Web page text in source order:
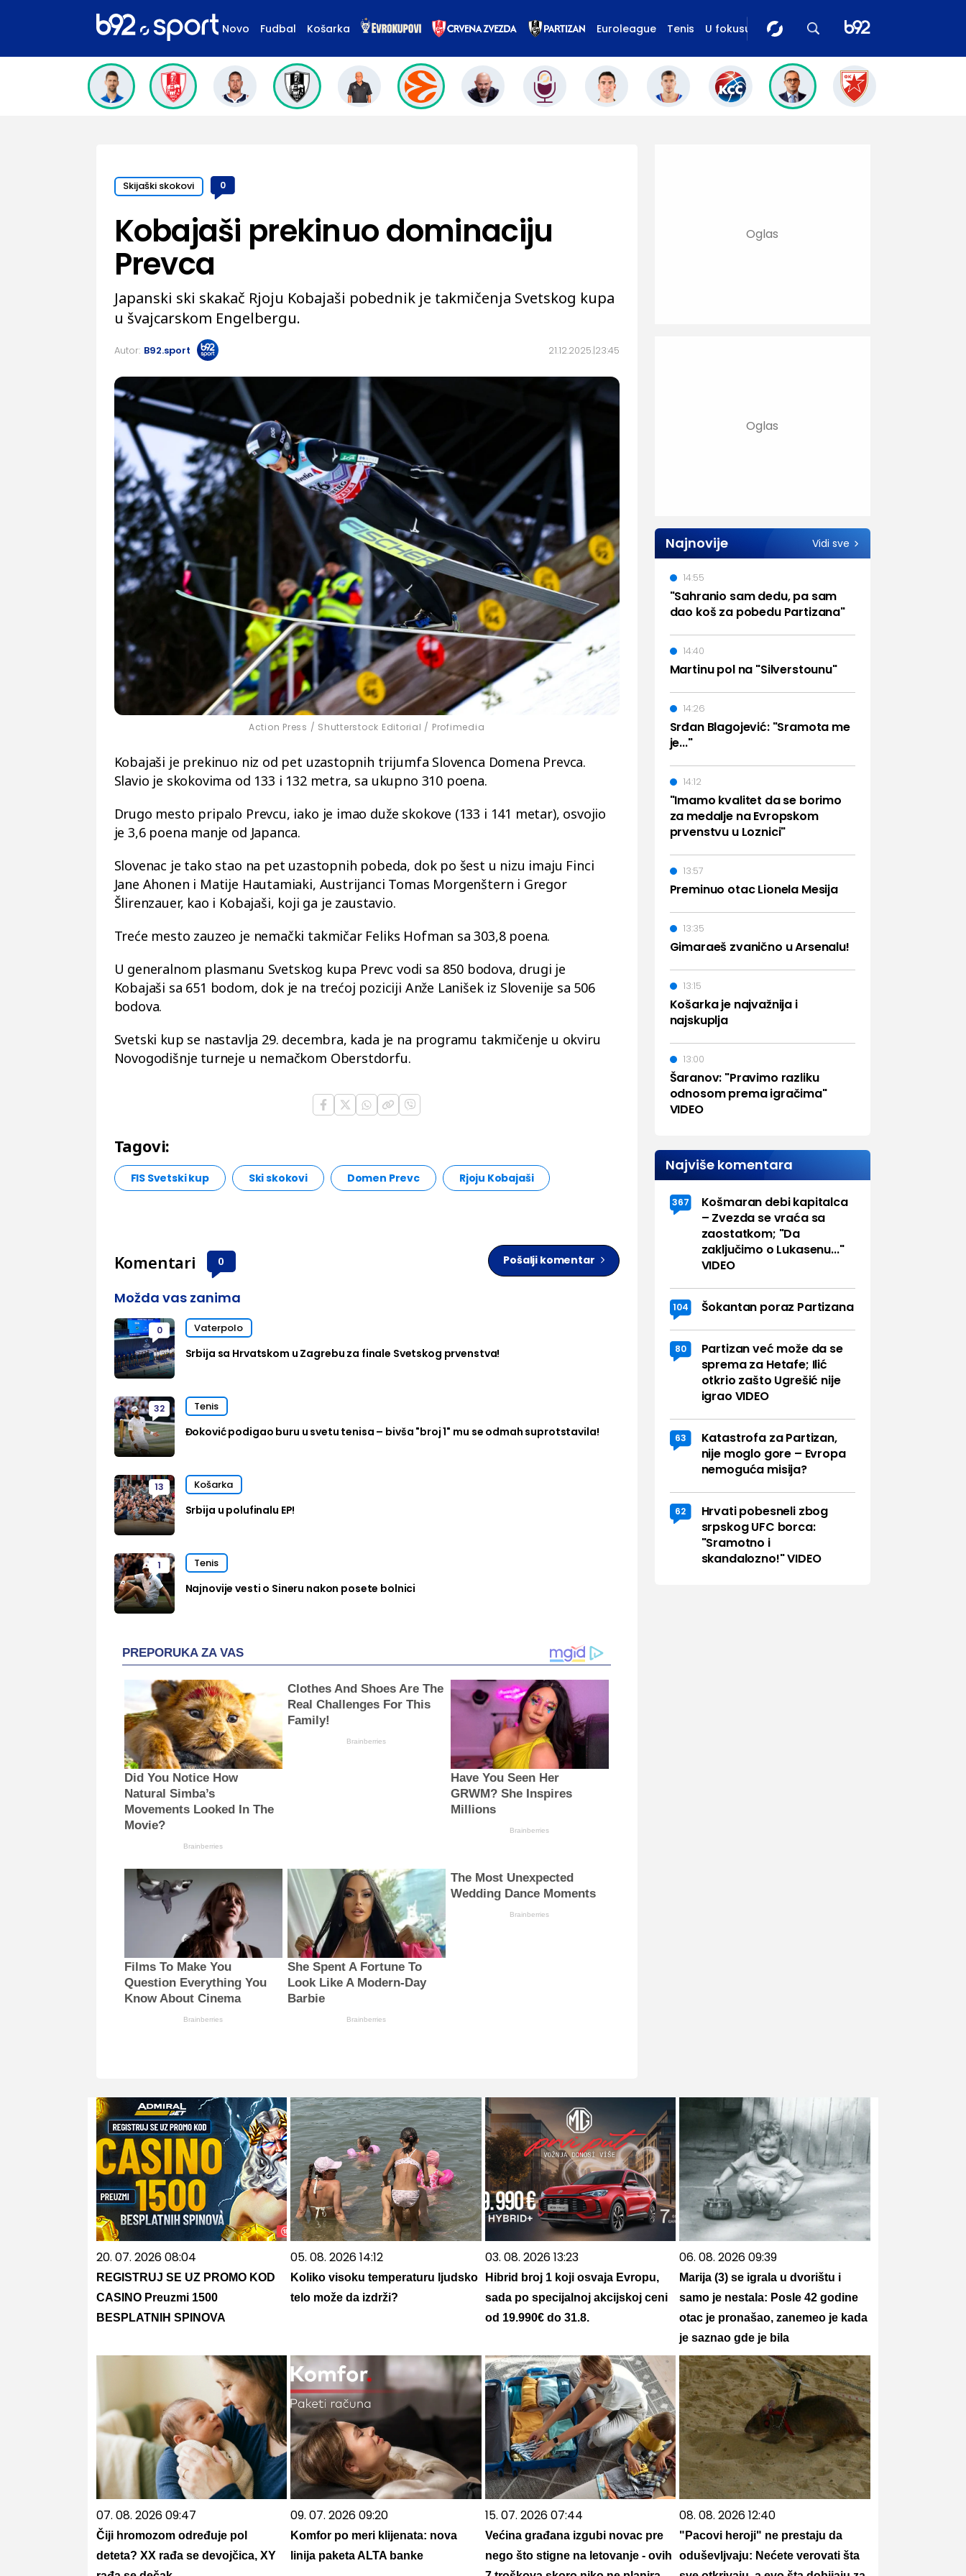
Novo Fudbal Košarka Euroleague Tenis U fokusu
Skijaški skokovi 0
21.12.2025. 23:45
Kobajaši prekinuo dominaciju
Prevca
Japanski ski skakač Rjoju Kobajaši pobednik je takmičenja Svetskog kupa
u švajcarskom Engelbergu.
Autor: B92.sport
Action Press / Shutterstock Editorial / Profimedia
Kobajaši je prekinuo niz od pet uzastopnih trijumfa Slovenca Domena Prevca.
Slavio je skokovima od 133 i 132 metra, sa ukupno 310 poena.
Drugo mesto pripalo Prevcu, iako je imao duže skokove (133 i 141 metar), osvojio
je 3,6 poena manje od Japanca.
Slovenac je tako stao na pet uzastopnih pobeda, dok po šest u nizu imaju Finci
Jane Ahonen i Matije Hautamiaki, Austrijanci Tomas Morgenštern i Gregor
Šlirenzauer, kao i Kobajaši, koji ga je zaustavio.
Treće mesto zauzeo je nemački takmičar Feliks Hofman sa 303,8 poena.
U generalnom plasmanu Svetskog kupa Prevc vodi sa 850 bodova, drugi je
Kobajaši sa 651 bodom, dok je na trećoj poziciji Anže Lanišek iz Slovenije sa 506
bodova.
Svetski kup se nastavlja 29. decembra, kada je na programu takmičenje u okviru
Novogodišnje turneje u nemačkom Oberstdorfu.
Tagovi:
FIS Svetski kup Ski skokovi Domen Prevc Rjoju Kobajaši
Komentari 0 Pošalji komentar
Možda vas zanima
0 Vaterpolo
Srbija sa Hrvatskom u Zagrebu za finale Svetskog prvenstva!
32 Tenis
Đoković podigao buru u svetu tenisa – bivša "broj 1" mu se odmah suprotstavila!
13 Košarka
Srbija u polufinalu EP!
1 Tenis
Najnovije vesti o Sineru nakon posete bolnici
PREPORUKA ZA VAS
Did You Notice How
Natural Simba’s
Movements Looked In The
Movie?
Brainberries
Clothes And Shoes Are The
Real Challenges For This
Family!
Brainberries
Have You Seen Her
GRWM? She Inspires
Millions
Brainberries
Films To Make You
Question Everything You
Know About Cinema
Brainberries
She Spent A Fortune To
Look Like A Modern-Day
Barbie
Brainberries
The Most Unexpected
Wedding Dance Moments
Brainberries
Najnovije Vidi sve
"Sahranio sam dedu, pa sam
dao koš za pobedu Partizana"
14:55
Martinu pol na "Silverstounu"
14:40
Srđan Blagojević: "Sramota me
je..."
14:26
"Imamo kvalitet da se borimo
za medalje na Evropskom
prvenstvu u Loznici"
14:12
Preminuo otac Lionela Mesija
13:57
Gimaraeš zvanično u Arsenalu!
13:35
Košarka je najvažnija i
najskuplja
13:15
Šaranov: "Pravimo razliku
odnosom prema igračima"
VIDEO
13:00
Najviše komentara
367
Košmaran debi kapitalca
– Zvezda se vraća sa
zaostatkom; "Da
zaključimo o Lukasenu..."
VIDEO
104 Šokantan poraz Partizana
80
Partizan već može da se
sprema za Hetafe; Ilić
otkrio zašto Ugrešić nije
igrao VIDEO
63
Katastrofa za Partizan,
nije moglo gore – Evropa
nemoguća misija?
62
Hrvati pobesneli zbog
srpskog UFC borca:
"Sramotno i
skandalozno!" VIDEO
20. 07. 2026 08:04
REGISTRUJ SE UZ PROMO KOD
CASINO Preuzmi 1500
BESPLATNIH SPINOVA
05. 08. 2026 14:12
Koliko visoku temperaturu ljudsko
telo može da izdrži?
03. 08. 2026 13:23
Hibrid broj 1 koji osvaja Evropu,
sada po specijalnoj akcijskoj ceni
od 19.990€ do 31.8.
06. 08. 2026 09:39
Marija (3) se igrala u dvorištu i
samo je nestala: Posle 42 godine
otac je pronašao, zanemeo je kada
je saznao gde je bila
07. 08. 2026 09:47
Čiji hromozom određuje pol
deteta? XX rađa se devojčica, XY
09. 07. 2026 09:20
Komfor po meri klijenata: nova
linija paketa ALTA banke
15. 07. 2026 07:44
Većina građana izgubi novac pre
nego što stigne na letovanje - ovih
08. 08. 2026 12:40
"Pacovi heroji" ne prestaju da
oduševljvaju: Nećete verovati šta